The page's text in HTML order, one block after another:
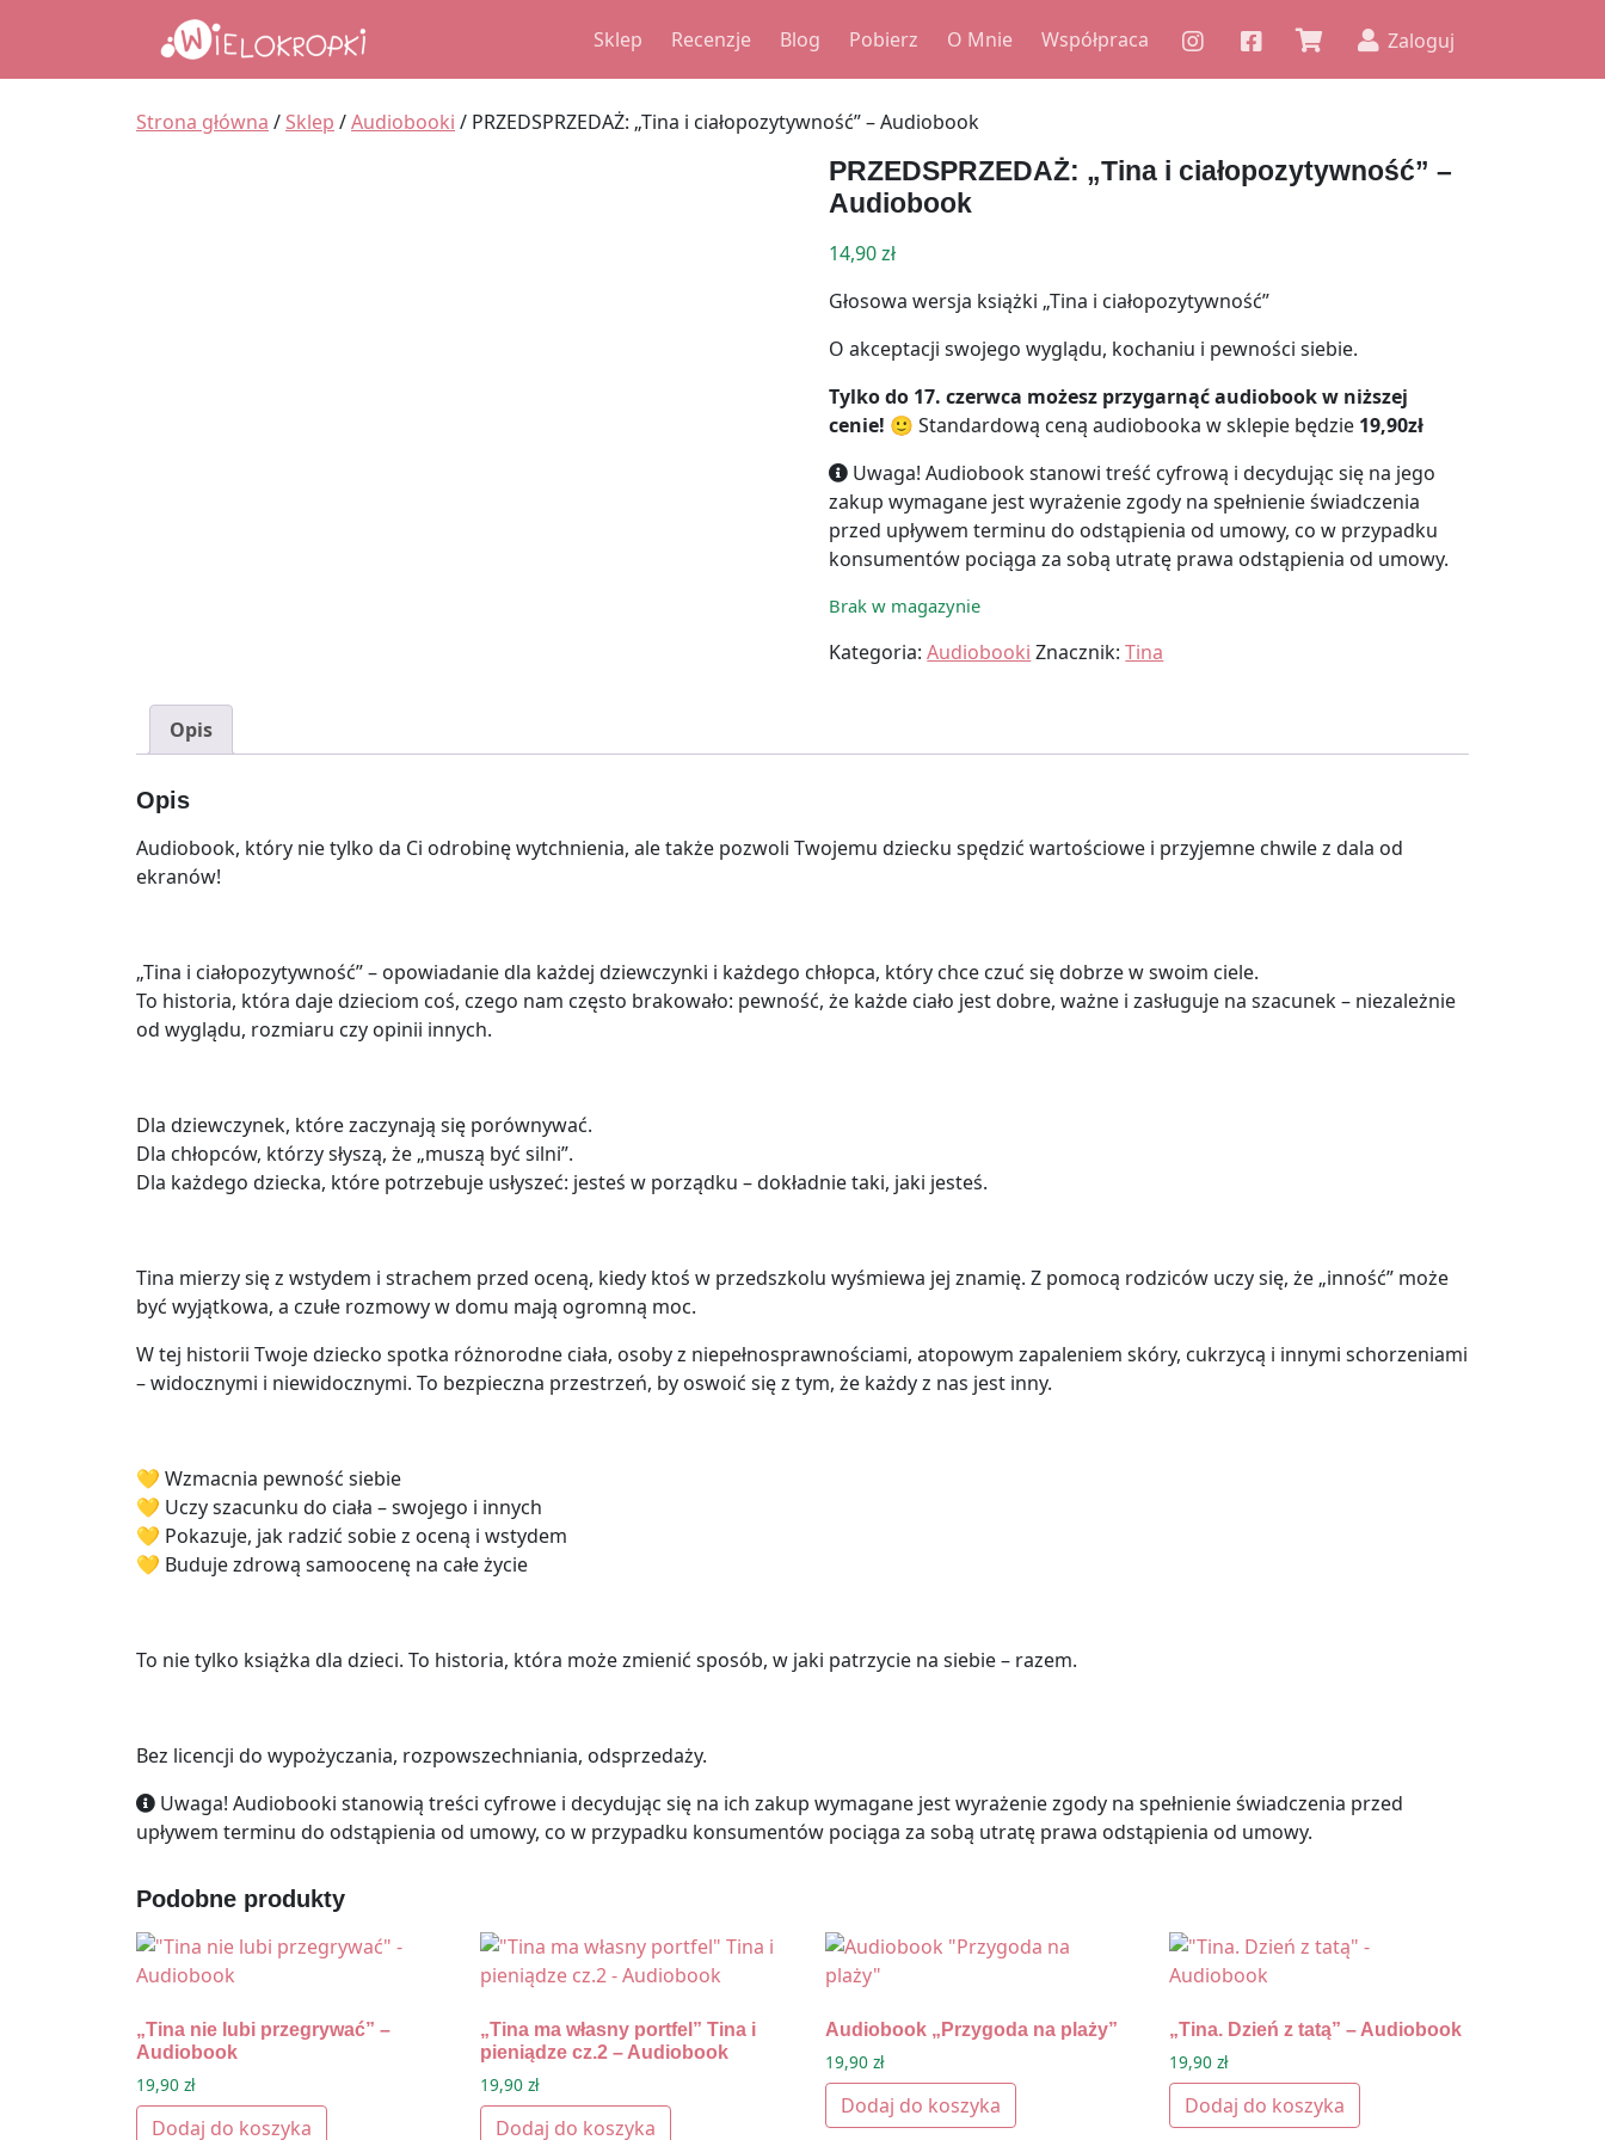
Main Navigation Sklep Recenzje Blog Pobierz O Mnie Współpraca Zaloguj
Strona główna / Sklep /Audiobooki / PRZEDSPRZEDAŻ: „Tina i ciałopozytywność” – Audiobook
PRZEDSPRZEDAŻ: „Tina i ciałopozytywność” –
Audiobook
14,90zł
Głosowa wersja książki „Tina i ciałopozytywność”
O akceptacji swojego wyglądu, kochaniu i pewności siebie.
Tylko do 17. czerwca możesz przygarnąć audiobook w niższej
cenie! 🙂 Standardową ceną audiobooka w sklepie będzie 19,90zł
Uwaga! Audiobook stanowi treść cyfrową i decydując się na jego
zakup wymagane jest wyrażenie zgody na spełnienie świadczenia
przed upływem terminu do odstąpienia od umowy, co w przypadku
konsumentów pociąga za sobą utratę prawa odstąpienia od umowy.
Brak w magazynie
Kategoria:Audiobooki Znacznik:Tina
Opis
Opis
Audiobook, który nie tylko da Ci odrobinę wytchnienia, ale także pozwoli Twojemu dziecku spędzić wartościowe i przyjemne chwile z dala od
ekranów!
„Tina i ciałopozytywność” – opowiadanie dla każdej dziewczynki i każdego chłopca, który chce czuć się dobrze w swoim ciele.
To historia, która daje dzieciom coś, czego nam często brakowało: pewność, że każde ciało jest dobre, ważne i zasługuje na szacunek – niezależnie
od wyglądu, rozmiaru czy opinii innych.
Dla dziewczynek, które zaczynają się porównywać.
Dla chłopców, którzy słyszą, że „muszą być silni”.
Dla każdego dziecka, które potrzebuje usłyszeć: jesteś w porządku – dokładnie taki, jaki jesteś.
Tina mierzy się z wstydem i strachem przed oceną, kiedy ktoś w przedszkolu wyśmiewa jej znamię. Z pomocą rodziców uczy się, że „inność” może
być wyjątkowa, a czułe rozmowy w domu mają ogromną moc.
W tej historii Twoje dziecko spotka różnorodne ciała, osoby z niepełnosprawnościami, atopowym zapaleniem skóry, cukrzycą i innymi schorzeniami
– widocznymi i niewidocznymi. To bezpieczna przestrzeń, by oswoić się z tym, że każdy z nas jest inny.
💛 Wzmacnia pewność siebie
💛 Uczy szacunku do ciała – swojego i innych
💛 Pokazuje, jak radzić sobie z oceną i wstydem
💛 Buduje zdrową samoocenę na całe życie
To nie tylko książka dla dzieci. To historia, która może zmienić sposób, w jaki patrzycie na siebie – razem.
Bez licencji do wypożyczania, rozpowszechniania, odsprzedaży.
Uwaga! Audiobooki stanowią treści cyfrowe i decydując się na ich zakup wymagane jest wyrażenie zgody na spełnienie świadczenia przed
upływem terminu do odstąpienia od umowy, co w przypadku konsumentów pociąga za sobą utratę prawa odstąpienia od umowy.
Podobne produkty
„Tina nie lubi przegrywać” –
Audiobook
19,90 zł
Dodaj do koszyka
„Tina ma własny portfel” Tina i
pieniądze cz.2 – Audiobook
19,90zł
Dodaj do koszyka
Audiobook „Przygoda na plaży”
19,90 zł
Dodaj do koszyka
„Tina. Dzień z tatą” – Audiobook
19,90zł
Dodaj do koszyka